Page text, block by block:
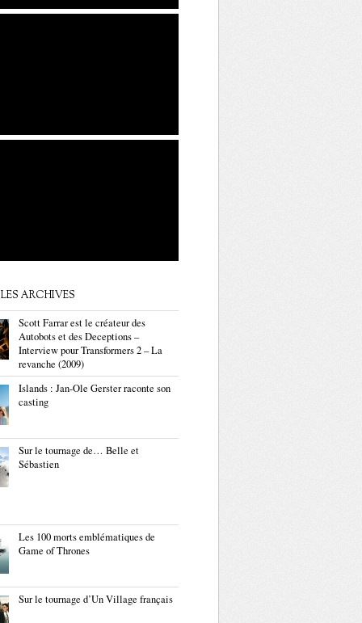
ARCHIVES
Scott Farrar est le créateur des
Autobots et des Deceptions –
Interview pour Transformers 2 – La
revanche (2009)
Islands : Jan-Ole Gerster raconte son
casting
Sur le tournage de… Belle et
Sébastien
Les 100 morts emblématiques de
Game of Thrones
Sur le tournage d’Un Village français